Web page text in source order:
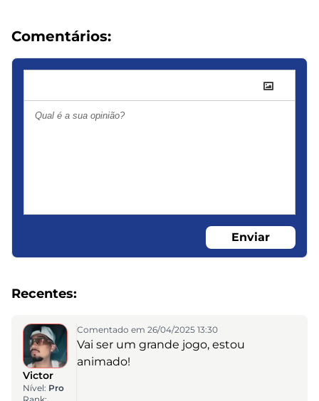
Comentários:
Enviar
Recentes:
Victor
Nível: Pro
Comentado em 26/04/2025 13:30
Vai ser um grande jogo, estou
animado!